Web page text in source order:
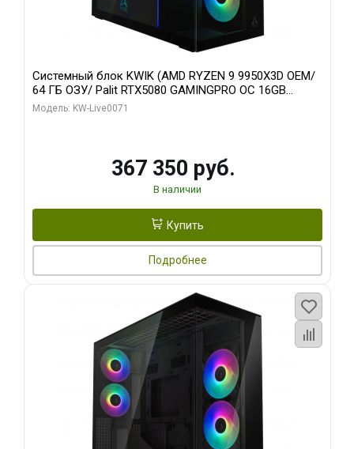
Системный блок KWIK (AMD RYZEN 9 9950X3D OEM/
64 ГБ ОЗУ/ Palit RTX5080 GAMINGPRO OC 16GB
GDDR7 256bit 3xDP HD/ 960 ГБ SSD)
Модель: KW-Live0071
367 350 руб.
В наличии
Купить
Подробнее